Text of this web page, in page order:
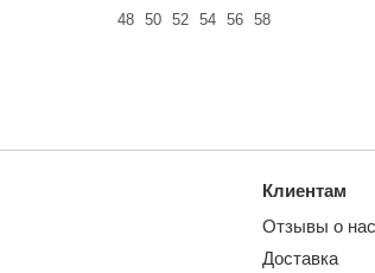
48
50 52 54 56 58
Клиентам
Отзывы о нас
Доставка